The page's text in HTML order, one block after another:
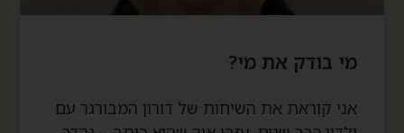
מי בודק את מי?
אני קוראת את השיחות של דורון המבורגר עם